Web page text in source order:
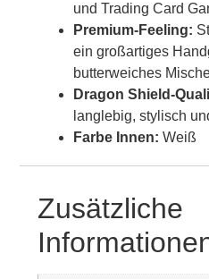
und Trading Card
Premium-Feeling:
ein großartiges
butterweiches
Dragon Shield-
langlebig, stylisch
Farbe Innen: Weiß
Zusätzliche